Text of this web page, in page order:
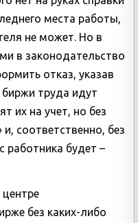
места работы,
не может. Но в
в законодательство
отказ, указав
труда идут
их на учет, но без
соответственно, без
работника будет –
без каких-либо